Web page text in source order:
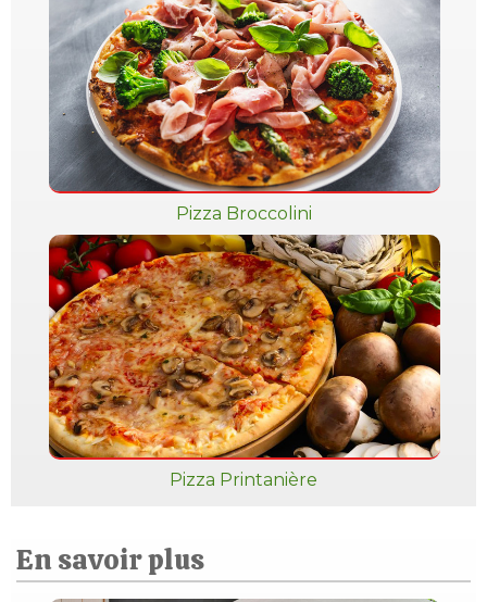
Pizza Broccolini
Pizza Printanière
En savoir plus